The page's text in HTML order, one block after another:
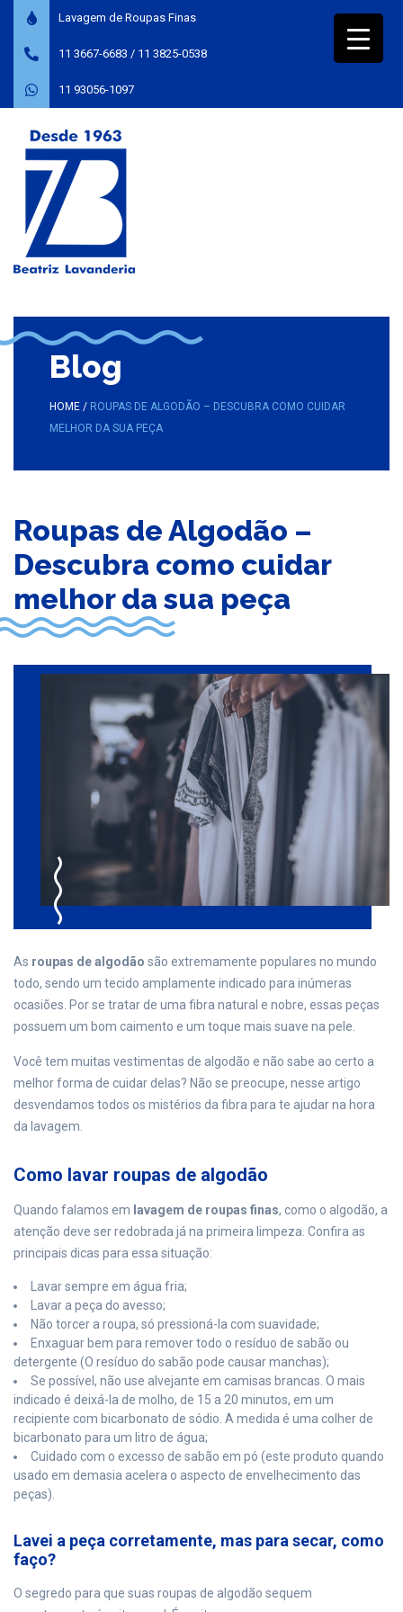
Lavagem de Roupas Finas
11 3667-6683 / 11 3825-0538
11 93056-1097
Blog
HOME / ROUPAS DE ALGODÃO – DESCUBRA COMO CUIDAR
MELHOR DA SUA PEÇA
Roupas de Algodão –
Descubra como cuidar
melhor da sua peça
As roupas de algodão são extremamente populares no mundo
todo, sendo um tecido amplamente indicado para inúmeras
ocasiões. Por se tratar de uma fibra natural e nobre, essas peças
possuem um bom caimento e um toque mais suave na pele.
Você tem muitas vestimentas de algodão e não sabe ao certo a
melhor forma de cuidar delas? Não se preocupe, nesse artigo
desvendamos todos os mistérios da fibra para te ajudar na hora
da lavagem.
Como lavar roupas de algodão
Quando falamos em lavagem de roupas finas, como o algodão, a
atenção deve ser redobrada já na primeira limpeza. Confira as
principais dicas para essa situação:
Lavar sempre em água fria;
Lavar a peça do avesso;
Não torcer a roupa, só pressioná-la com suavidade;
Enxaguar bem para remover todo o resíduo de sabão ou
detergente (O resíduo do sabão pode causar manchas);
Se possível, não use alvejante em camisas brancas. O mais
indicado é deixá-la de molho, de 15 a 20 minutos, em um
recipiente com bicarbonato de sódio. A medida é uma colher de
bicarbonato para um litro de água;
Cuidado com o excesso de sabão em pó (este produto quando
usado em demasia acelera o aspecto de envelhecimento das
peças).
Lavei a peça corretamente, mas para secar, como
faço?
O segredo para que suas roupas de algodão sequem